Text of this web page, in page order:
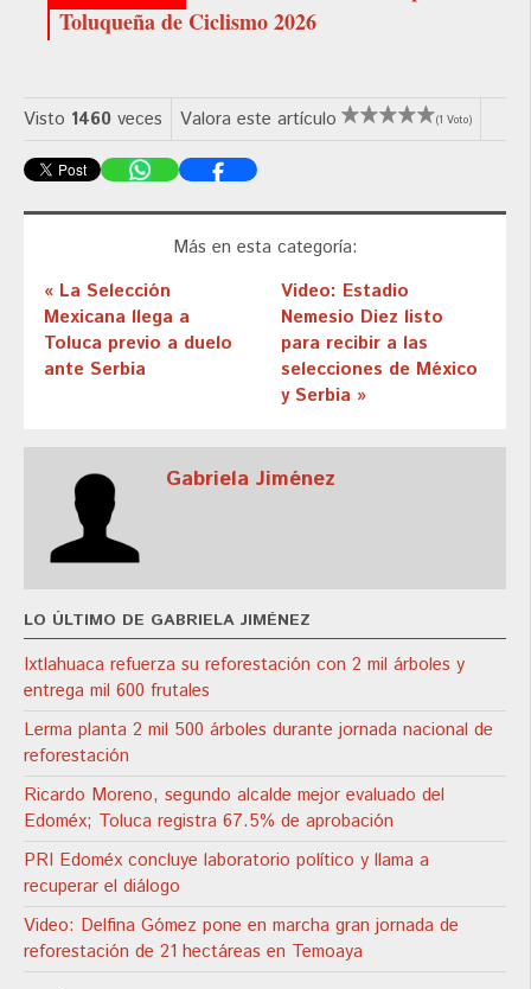
Toluqueña de Ciclismo 2026
Visto 1460 veces Valora este artículo (1 Voto)
Más en esta categoría:
« La Selección
Mexicana llega a
Toluca previo a duelo
ante Serbia
Video: Estadio
Nemesio Diez listo
para recibir a las
selecciones de México
y Serbia »
Gabriela Jiménez
LO ÚLTIMO DE GABRIELA JIMÉNEZ
Ixtlahuaca refuerza su reforestación con 2 mil árboles y
entrega mil 600 frutales
Lerma planta 2 mil 500 árboles durante jornada nacional de
reforestación
Ricardo Moreno, segundo alcalde mejor evaluado del
Edoméx; Toluca registra 67.5% de aprobación
PRI Edoméx concluye laboratorio político y llama a
recuperar el diálogo
Video: Delfina Gómez pone en marcha gran jornada de
reforestación de 21 hectáreas en Temoaya